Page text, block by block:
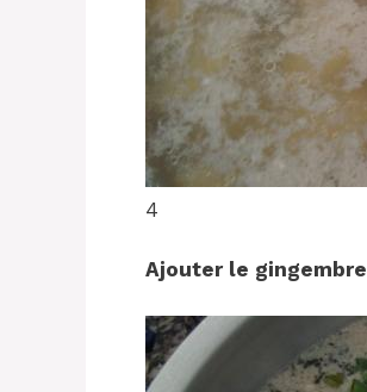
4
Ajouter le gingembre